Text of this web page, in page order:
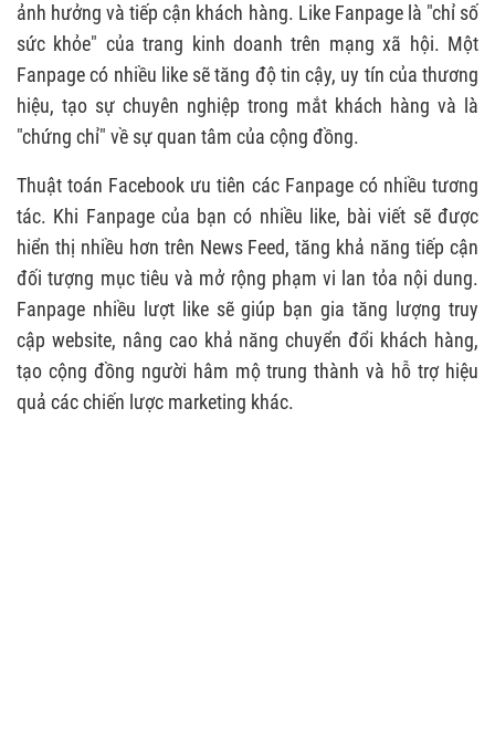
3.2. Tạo nội dung viral
3.3. Sử dụng Hashtag hiệu quả
3.4. Tăng tương tác với khách hàng
3.5. Livestream hấp dẫn
3.6. Gắn link fanpage trên website
3.7. Sử dụng các nhóm facebook
3.8. Tạo minigame & chương trình tặng quà
3.9. Dùng các tool tăng like miễn phí
3.10. Chọn thời gian đăng bài phù hợp
3.11. Sử dụng video ngắn & hình ảnh hấp dẫn
ảnh hưởng và tiếp cận khách hàng. Like Fanpage là "chỉ số
sức khỏe" của trang kinh doanh trên mạng xã hội. Một
Fanpage có nhiều like sẽ tăng độ tin cậy, uy tín của thương
hiệu, tạo sự chuyên nghiệp trong mắt khách hàng và là
"chứng chỉ" về sự quan tâm của cộng đồng.
Thuật toán Facebook ưu tiên các Fanpage có nhiều tương
tác. Khi Fanpage của bạn có nhiều like, bài viết sẽ được
hiển thị nhiều hơn trên News Feed, tăng khả năng tiếp cận
đối tượng mục tiêu và mở rộng phạm vi lan tỏa nội dung.
Fanpage nhiều lượt like sẽ giúp bạn gia tăng lượng truy
cập website, nâng cao khả năng chuyển đổi khách hàng,
tạo cộng đồng người hâm mộ trung thành và hỗ trợ hiệu
quả các chiến lược marketing khác.